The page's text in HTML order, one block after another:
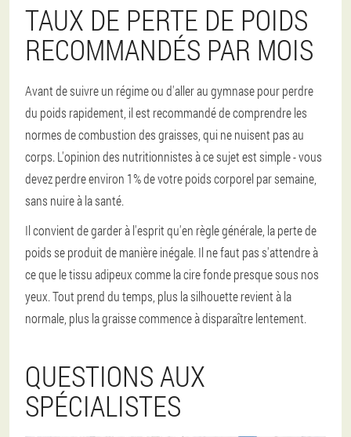
TAUX DE PERTE DE POIDS
RECOMMANDÉS PAR MOIS
Avant de suivre un régime ou d'aller au gymnase pour perdre
du poids rapidement, il est recommandé de comprendre les
normes de combustion des graisses, qui ne nuisent pas au
corps. L'opinion des nutritionnistes à ce sujet est simple - vous
devez perdre environ 1% de votre poids corporel par semaine,
sans nuire à la santé.
Il convient de garder à l'esprit qu'en règle générale, la perte de
poids se produit de manière inégale. Il ne faut pas s'attendre à
ce que le tissu adipeux comme la cire fonde presque sous nos
yeux. Tout prend du temps, plus la silhouette revient à la
normale, plus la graisse commence à disparaître lentement.
QUESTIONS AUX
SPÉCIALISTES